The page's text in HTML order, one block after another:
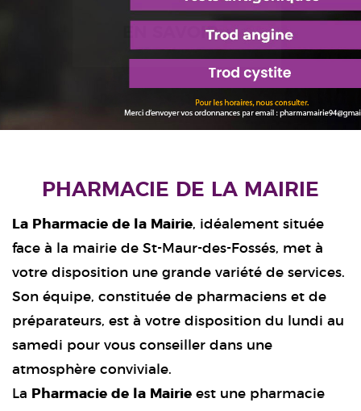
EN SAVOIR +
PHARMACIE DE LA MAIRIE
La Pharmacie de la Mairie, idéalement située
face à la mairie de St-Maur-des-Fossés, met à
votre disposition une grande variété de services.
Son équipe, constituée de pharmaciens et de
préparateurs, est à votre disposition du lundi au
samedi pour vous conseiller dans une
atmosphère conviviale.
La
Pharmacie de la Mairie est une pharmacie